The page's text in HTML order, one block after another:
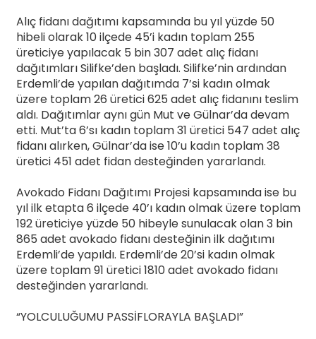
Alıç fidanı dağıtımı kapsamında bu yıl yüzde 50
hibeli olarak 10 ilçede 45’i kadın toplam 255
üreticiye yapılacak 5 bin 307 adet alıç fidanı
dağıtımları Silifke’den başladı. Silifke’nin ardından
Erdemli’de yapılan dağıtımda 7’si kadın olmak
üzere toplam 26 üretici 625 adet alıç fidanını teslim
aldı. Dağıtımlar aynı gün Mut ve Gülnar’da devam
etti. Mut’ta 6’sı kadın toplam 31 üretici 547 adet alıç
fidanı alırken, Gülnar’da ise 10’u kadın toplam 38
üretici 451 adet fidan desteğinden yararlandı.
Avokado Fidanı Dağıtımı Projesi kapsamında ise bu
yıl ilk etapta 6 ilçede 40’ı kadın olmak üzere toplam
192 üreticiye yüzde 50 hibeyle sunulacak olan 3 bin
865 adet avokado fidanı desteğinin ilk dağıtımı
Erdemli’de yapıldı. Erdemli’de 20’si kadın olmak
üzere toplam 91 üretici 1810 adet avokado fidanı
desteğinden yararlandı.
“YOLCULUĞUMU PASSİFLORAYLA BAŞLADI”